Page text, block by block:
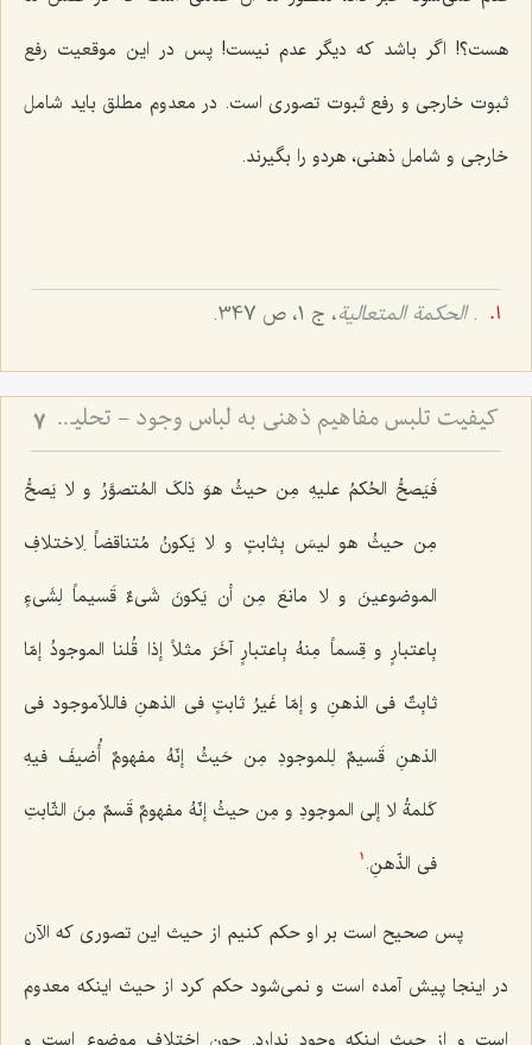
هست؟! اگر باشد که دیگر عدم نیست! پس در این موقعیت رفع
ثبوت خارجی و رفع ثبوت تصوری است. در معدوم مطلق باید شامل
خارجی و شامل ذهنی، هردو را بگیرند.
.الحکمة المتعالیة، ج 1، ص 347.
کیفیت تلبس مفاهیم ذهنی به لباس وجود - تحلیل نسبت میان مفاهیم اعتباری و حقیقت وجود در ذهن 7
فَیَصحُّ الحُکمُ علیهِ مِن حیثُ هوَ ذلکَ المُتصوَّرُ و لا یَصحُّ
مِن حیثُ هو لیسَ بِثابتٍ و لا یَکونُ مُتناقضاً لِاختلافِ
الموضوعینَ و لا مانعَ مِن أن یَکونَ شَیءٌ قَسیماً لِشَیءٍ
بِاعتبارٍ و قِسماً مِنهُ بِاعتبارٍ آخَرَ مثلاً إذا قُلنا الموجودُ إمّا
ثابِتٌ فی الذهنِ و إمّا غَیرُ ثابتٍ فی الذهنِ فاللاّموجود فی
الذهنِ قَسیمٌ لِلموجودِ مِن حَیثُ إنّهُ مفهومٌ أُضیفَ فیهِ
کَلمةُ لا إلى الموجودِ و مِن حیثُ إنّهُ مفهومٌ قَسمٌ مِنَ الثّابتِ
فی الذّهنِ. 1
پس صحیح است بر او حکم کنیم از حیث این تصوری که الآن
در اینجا پیش آمده است و نمی‌شود حکم کرد از حیث اینکه معدوم